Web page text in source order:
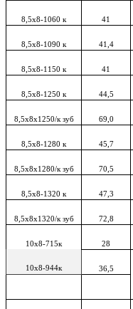
8,5x8-1060 к 41
8,5x8-1090 к 41,4
8,5x8-1150 к 41
8,5x8-1250 к 44,5
8,5x8х1250/к зуб 69,0
8,5x8-1280 к 45,7
8,5x8х1280/к зуб 70,5
8,5х8-1320 к 47,3
8,5х8х1320/к зуб 72,8
10х8-715к 28
10х8-944к 36,5